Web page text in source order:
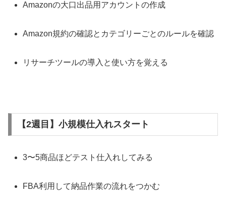
Amazonの大口出品用アカウントの作成
Amazon規約の確認とカテゴリーごとのルールを確認
リサーチツールの導入と使い方を覚える
【2週目】小規模仕入れスタート
3〜5商品ほどテスト仕入れしてみる
FBA利用して納品作業の流れをつかむ